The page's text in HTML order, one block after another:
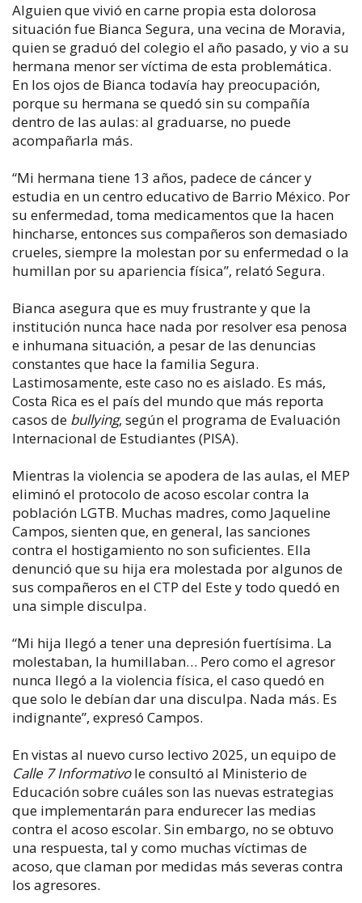
Alguien que vivió en carne propia esta dolorosa
situación fue Bianca Segura, una vecina de Moravia,
quien se graduó del colegio el año pasado, y vio a su
hermana menor ser víctima de esta problemática.
En los ojos de Bianca todavía hay preocupación,
porque su hermana se quedó sin su compañía
dentro de las aulas: al graduarse, no puede
acompañarla más.
“Mi hermana tiene 13 años, padece de cáncer y
estudia en un centro educativo de Barrio México. Por
su enfermedad, toma medicamentos que la hacen
hincharse, entonces sus compañeros son demasiado
crueles, siempre la molestan por su enfermedad o la
humillan por su apariencia física”, relató Segura.
Bianca asegura que es muy frustrante y que la
institución nunca hace nada por resolver esa penosa
e inhumana situación, a pesar de las denuncias
constantes que hace la familia Segura.
Lastimosamente, este caso no es aislado. Es más,
Costa Rica es el país del mundo que más reporta
casos de bullying, según el programa de Evaluación
Internacional de Estudiantes (PISA).
Mientras la violencia se apodera de las aulas, el MEP
eliminó el protocolo de acoso escolar contra la
población LGTB. Muchas madres, como Jaqueline
Campos, sienten que, en general, las sanciones
contra el hostigamiento no son suficientes. Ella
denunció que su hija era molestada por algunos de
sus compañeros en el CTP del Este y todo quedó en
una simple disculpa.
“Mi hija llegó a tener una depresión fuertísima. La
molestaban, la humillaban… Pero como el agresor
nunca llegó a la violencia física, el caso quedó en
que solo le debían dar una disculpa. Nada más. Es
indignante”, expresó Campos.
En vistas al nuevo curso lectivo 2025, un equipo de
Calle 7 Informativole consultó al Ministerio de
Educación sobre cuáles son las nuevas estrategias
que implementarán para endurecer las medias
contra el acoso escolar. Sin embargo, no se obtuvo
una respuesta, tal y como muchas víctimas de
acoso, que claman por medidas más severas contra
los agresores.